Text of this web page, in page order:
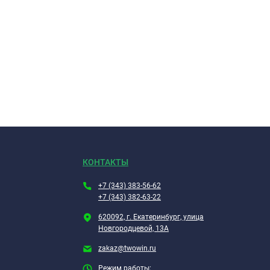
КОНТАКТЫ
+7 (343) 383-56-62
+7 (343) 382-63-22
620092, г. Екатеринбург, улица
Новгородцевой, 13А
zakaz@twowin.ru